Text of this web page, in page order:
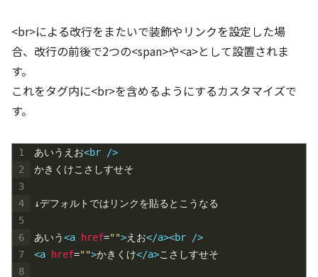
<br>による改行をまたいで装飾やリンクを設定した場
合、改行の前後で2つの<span>や<a>として設置されま
す。
これをタグ内に<br>を含めるようにするカスタマイズで
す。
1
2
3
4
5
6
7
8
あいうえお<br
/>
かきくけこさしすせそ
↓デフォルトではリンクを貼るとこうなる
あいう<a href="">えお</a><br
/>
<a
href="">かきくけ</a>こさしすせそ